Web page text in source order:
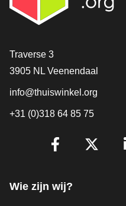
Contact
Traverse 3
3905 NL Veenendaal
info@thuiswinkel.org
+31 (0)318 64 85 75
Volg je ons al?
Wie zijn wij?